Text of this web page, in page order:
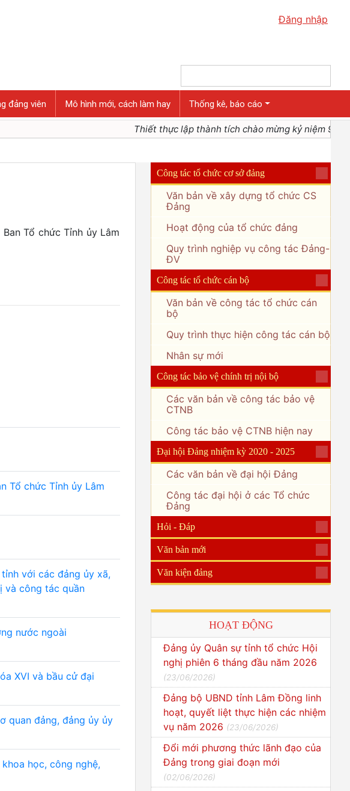
Đăng nhập
đảng viên Mô hình mới, cách làm hay Thống kê, báo cáo
Thiết thực lập thành tích chào mừng kỷ niệm 95
Tổ chức Tỉnh ủy Lâm
Tổ chức Tỉnh ủy Lâm
với các đảng ủy xã,
và công tác quần
nước ngoài
XVI và bầu cử đại
quan đảng, đảng ủy ủy
học, công nghệ,
Công tác tổ chức cơ sở đảng
Văn bản về xây dựng tổ chức CS
Đảng
Hoạt động của tổ chức đảng
Quy trình nghiệp vụ công tác Đảng-
ĐV
Công tác tổ chức cán bộ
Văn bản về công tác tổ chức cán
bộ
Quy trình thực hiện công tác cán bộ
Nhân sự mới
Công tác bảo vệ chính trị nội bộ
Các văn bản về công tác bảo vệ
CTNB
Công tác bảo vệ CTNB hiện nay
Đại hội Đảng nhiệm kỳ 2020 - 2025
Các văn bản về đại hội Đảng
Công tác đại hội ở các Tổ chức
Đảng
Hỏi - Đáp
Văn bản mới
Văn kiện đảng
HOẠT ĐỘNG
Đảng ủy Quân sự tỉnh tổ chức Hội
nghị phiên 6 tháng đầu năm 2026
(23/06/2026)
Đảng bộ UBND tỉnh Lâm Đồng linh
hoạt, quyết liệt thực hiện các nhiệm
vụ năm 2026 (23/06/2026)
Đổi mới phương thức lãnh đạo của
Đảng trong giai đoạn mới
(02/06/2026)